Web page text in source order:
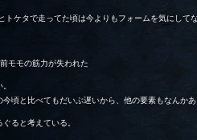
トケタで走ってた頃は今よりもフォームを気にして
モモの筋力が失われた
頃と比べてもだいぶ遅いから、他の要素もなんかあ
ると考えている。